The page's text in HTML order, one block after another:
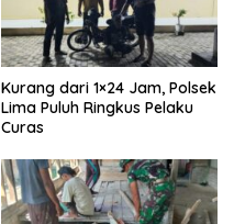
Kurang dari 1×24 Jam, Polsek
Lima Puluh Ringkus Pelaku
Curas